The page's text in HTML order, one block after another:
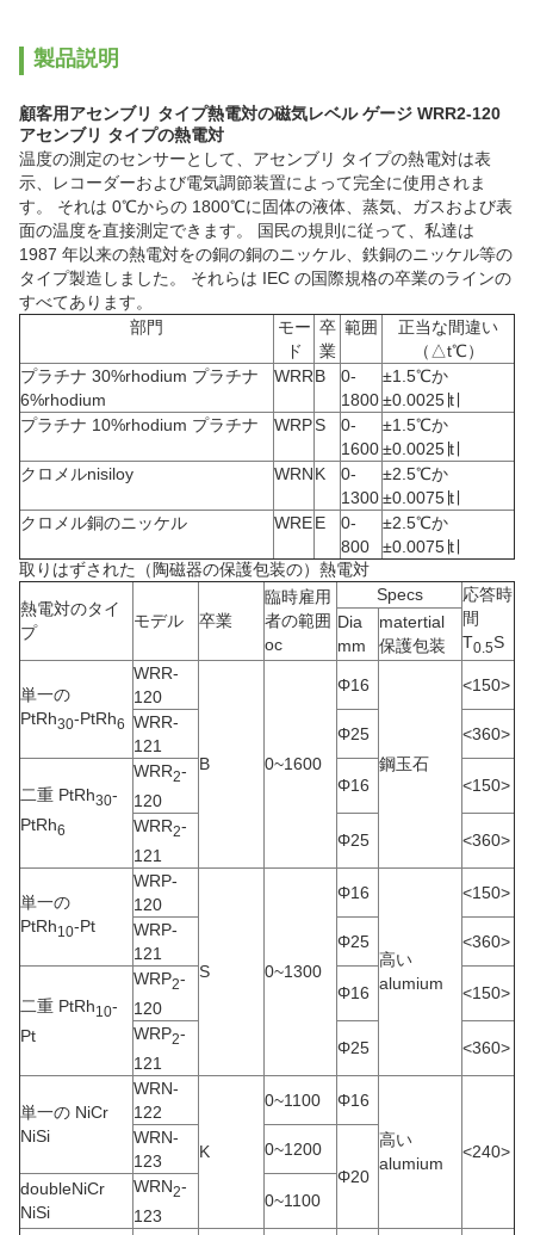
製品説明
顧客用アセンブリ タイプ熱電対の磁気レベル ゲージ WRR2-120
アセンブリ タイプの熱電対
温度の測定のセンサーとして、アセンブリ タイプの熱電対は表
示、レコーダーおよび電気調節装置によって完全に使用されま
す。 それは 0℃からの 1800℃に固体の液体、蒸気、ガスおよび表
面の温度を直接測定できます。 国民の規則に従って、私達は
1987 年以来の熱電対をの銅の銅のニッケル、鉄銅のニッケル等の
タイプ製造しました。 それらは IEC の国際規格の卒業のラインの
すべてあります。
部門
モー
ド
卒
業
範囲
正当な間違い
（△t℃）
プラチナ 30%rhodium プラチナ
6%rhodium
WRRB
0-
1800
±1.5℃か
±0.0025∣t∣
プラチナ 10%rhodium プラチナ
WRPS
0-
1600
±1.5℃か
±0.0025∣t∣
クロメルnisiloy
WRNK
0-
1300
±2.5℃か
±0.0075∣t∣
クロメル銅のニッケル
WREE
0-
800
±2.5℃か
±0.0075∣t∣
取りはずされた（陶磁器の保護包装の）熱電対
熱電対のタイ
プ
モデル 卒業
臨時雇用
者の範囲
oc
Specs
応答時
間
T0.5S
Dia
mm
matertial
保護包装
単一の
PtRh30-PtRh6
WRR-
120
B 0~1600
Φ16
鋼玉石
<150>
WRR-
121
Φ25 <360>
二重 PtRh30-
PtRh6
WRR2-
120
Φ16 <150>
WRR2-
121
Φ25 <360>
単一の
PtRh10-Pt
WRP-
120
S 0~1300
Φ16
高い
alumium
<150>
WRP-
121
Φ25 <360>
二重 PtRh10-
Pt
WRP2-
120
Φ16 <150>
WRP2-
121
Φ25 <360>
単一の NiCr
NiSi
WRN-
122
K
0~1100 Φ16
高い
alumium
<240>
WRN-
123
0~1200
Φ20
doubleNiCr
NiSi
WRN2-
123
0~1100